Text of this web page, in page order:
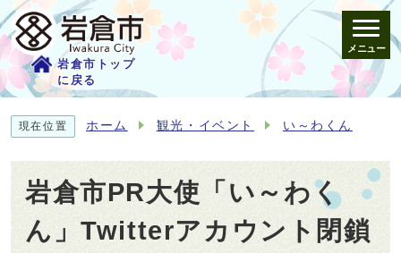
岩倉市トップ
に戻る
メニュー
現在位置 ホーム 観光・イベント い～わくん
岩倉市PR大使「い～わく
ん」Twitterアカウント閉鎖